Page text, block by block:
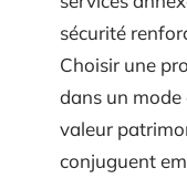
sécurité
Choisir une
dans un
valeur
conjuguent